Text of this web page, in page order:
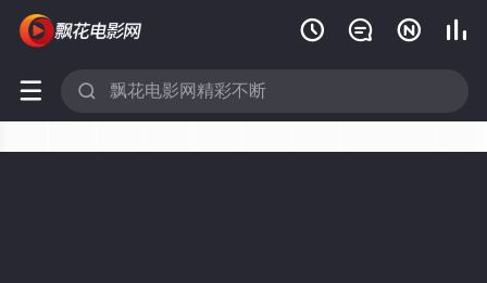
   
 